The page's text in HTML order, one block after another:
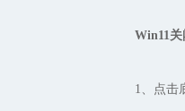
Win11关
1、点击底